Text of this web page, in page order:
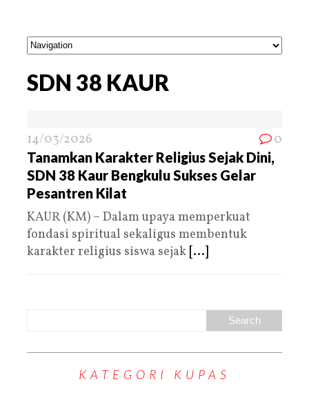
SDN 38 KAUR
14/03/2026 0
Tanamkan Karakter Religius Sejak Dini,
SDN 38 Kaur Bengkulu Sukses Gelar
Pesantren Kilat
KAUR (KM) – Dalam upaya memperkuat
fondasi spiritual sekaligus membentuk
karakter religius siswa sejak [...]
KATEGORI KUPAS